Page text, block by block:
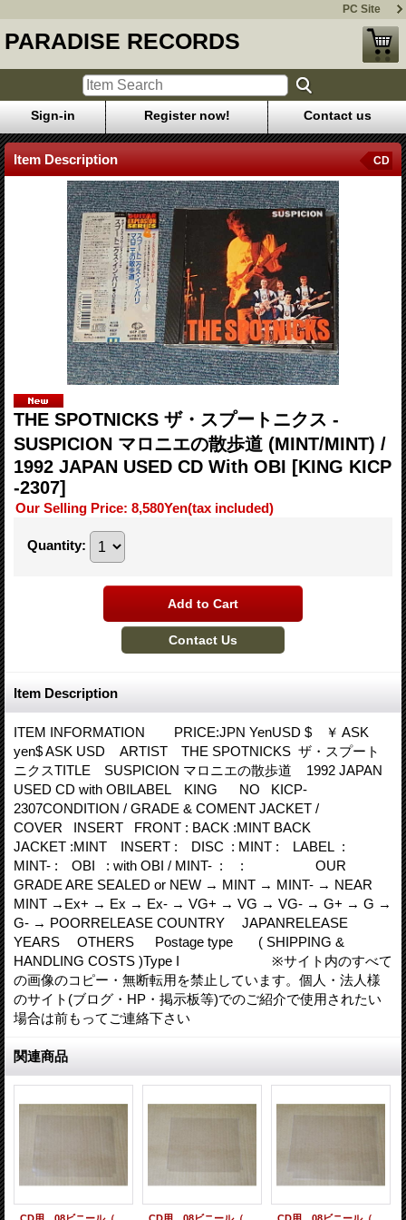
PC Site
PARADISE RECORDS
Sign-in Register now! Contact us
Item Description CD
THE SPOTNICKS ザ・スプートニクス -
SUSPICION マロニエの散歩道 (MINT/MINT) /
1992 JAPAN USED CD With OBI [KING KICP
-2307]
Our Selling Price: 8,580Yen(tax included)
Quantity:
Item Description
ITEM INFORMATION PRICE:JPN YenUSD $ ￥ ASK
yen$ ASK USD ARTIST THE SPOTNICKS ザ・スプート
ニクスTITLE SUSPICION マロニエの散歩道 1992 JAPAN
USED CD with OBILABEL KING NO KICP-
2307CONDITION / GRADE & COMENT JACKET /
COVER INSERT FRONT : BACK :MINT BACK
JACKET :MINT INSERT : DISC : MINT : LABEL :
MINT- : OBI : with OBI / MINT- : : OUR
GRADE ARE SEALED or NEW → MINT → MINT- → NEAR
MINT →Ex+ → Ex → Ex- → VG+ → VG → VG- → G+ → G →
G- → POORRELEASE COUNTRY JAPANRELEASE
YEARS OTHERS Postage type ( SHIPPING &
HANDLING COSTS )Type I ※サイト内のすべて
の画像のコピー・無断転用を禁止しています。個人・法人様
のサイト(ブログ・HP・掲示板等)でのご紹介で使用されたい
場合は前もってご連絡下さい
関連商品